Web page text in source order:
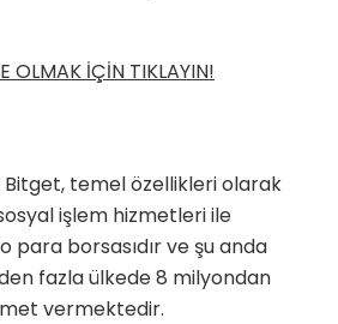
OLMAK İÇİN TIKLAYIN!
Bitget, temel özellikleri olarak
işlem hizmetleri ile
para borsasıdır ve şu anda
fazla ülkede 8 milyondan
vermektedir.